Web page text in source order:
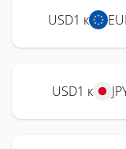
USD1 к
USD1 к